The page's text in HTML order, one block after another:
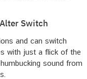
Switch
and can switch
with just a flick of the
sound from